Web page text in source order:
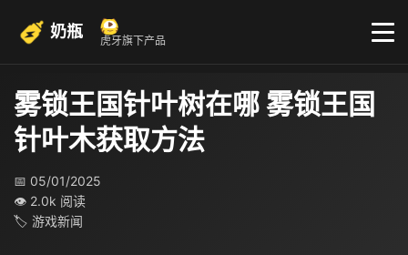
奶瓶 虎牙旗下产品
雾锁王国针叶树在哪 雾锁王国
针叶木获取方法
📅 05/01/2025
👁 2.0k 阅读
🏷 游戏新闻